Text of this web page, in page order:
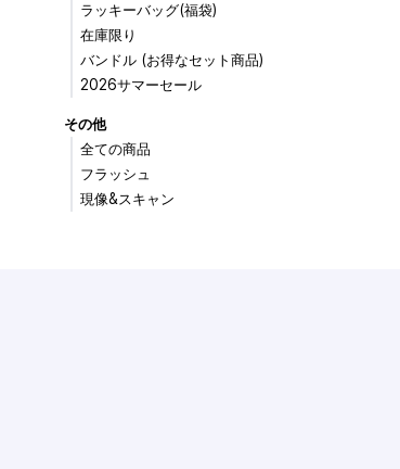
ラッキーバッグ(福袋)
在庫限り
バンドル (お得なセット商品)
2026サマーセール
その他
全ての商品
フラッシュ
現像&スキャン